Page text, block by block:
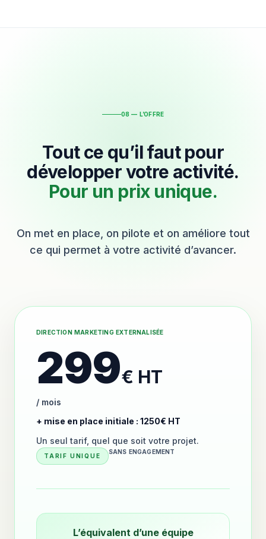
08 — L’OFFRE
Tout ce qu’il faut pour
développer votre activité.
Pour un prix unique.
On met en place, on pilote et on améliore tout
ce qui permet à votre activité d’avancer.
DIRECTION MARKETING EXTERNALISÉE
299€ HT
/ mois
+ mise en place initiale : 1250€ HT
Un seul tarif, quel que soit votre projet.
TARIF UNIQUE
SANS ENGAGEMENT
L’équivalent d’une équipe